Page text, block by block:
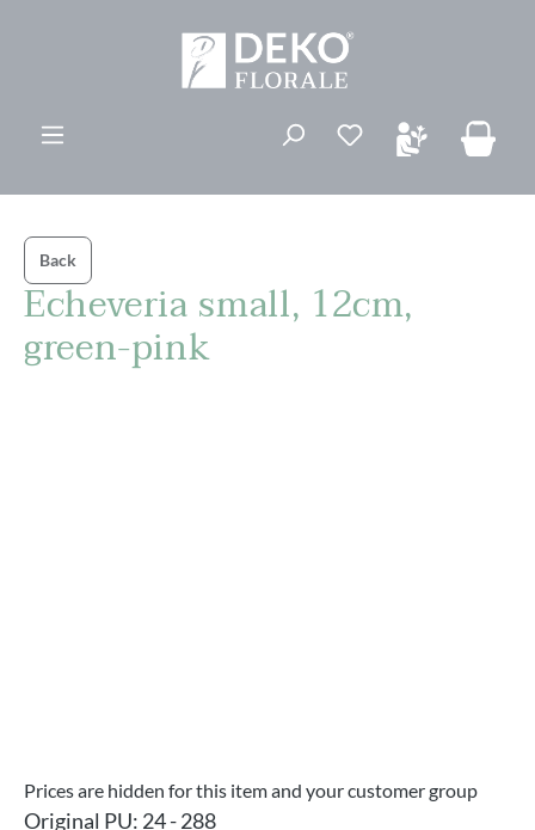
Du har 0
Back
Echeveria small, 12cm,
green-pink
Prices are hidden for this item and your customer group
Original PU: 24 - 288